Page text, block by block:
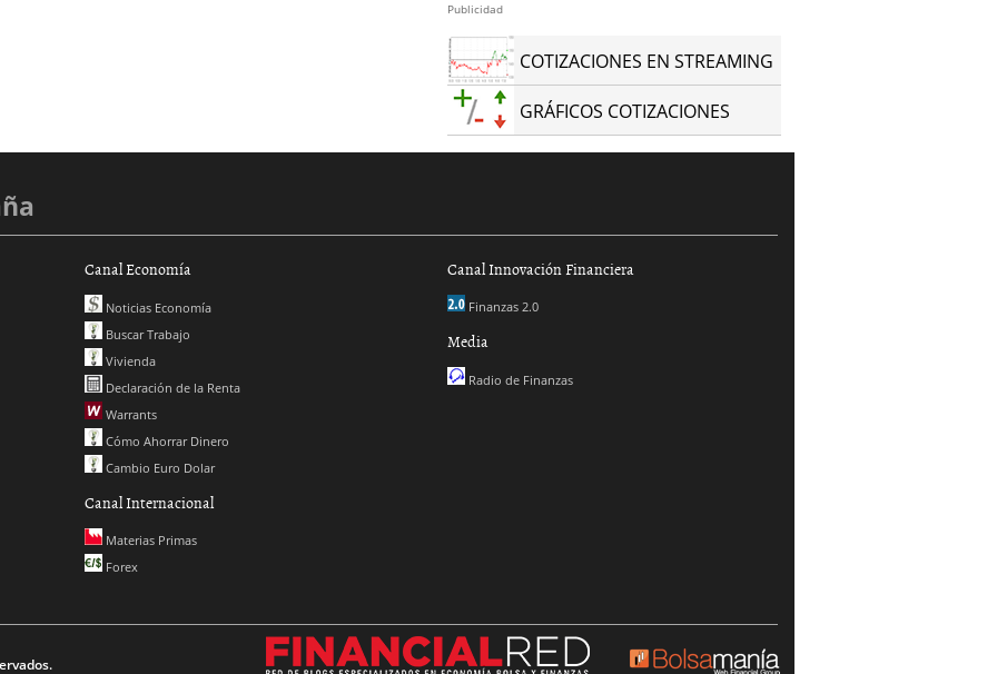
Publicidad
COTIZACIONES EN STREAMING
GRÁFICOS COTIZACIONES
Canal Economía
Noticias Economía
Buscar Trabajo
Vivienda
Declaración de la Renta
Warrants
Cómo Ahorrar Dinero
Cambio Euro Dolar
Canal Internacional
Materias Primas
Forex
Canal Innovación Financiera
Finanzas 2.0
Media
Radio de Finanzas